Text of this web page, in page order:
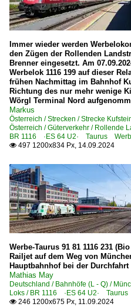
Immer wieder werden
den Zügen der Rollenden
Brenner eingesetzt. Am
Werbelok 1116 199 auf dieser
frühen Nachmittag im Bahnhof
Richtung des nur mehr wenige
Wörgl Terminal Nord
Markus
Österreich / Strecken / Strecke
Österreich / Güterverkehr / Rollende
BR 1116 ·ES 64 U2· Taurus
 497 1200x834 Px, 14.09.2024
Werbe-Taurus 91 81 1116 231
Railjet auf dem Weg von
Hauptbahnhof bei der
Mathias May
Deutschland / Bahnhöfe (L - Q) /
Loks / BR 1116 ·ES 64 U2·
 246 1200x675 Px, 11.09.2024